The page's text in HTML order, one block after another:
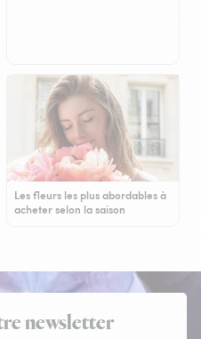
Les fleurs les plus abordables à
acheter selon la saison
newsletter